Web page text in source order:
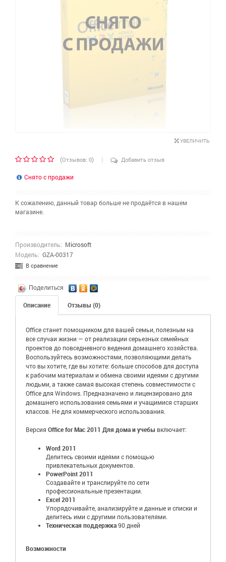
УВЕЛИЧИТЬ
(Отзывов: 0) | Добавить отзыв
Снято с продажи
К сожалению, данный товар больше не продаётся в нашем
магазине.
Производитель: Microsoft
Модель: GZA-00317
В сравнение
Поделиться
Описание Отзывы (0)
Office станет помощником для вашей семьи, полезным на
все случаи жизни — от реализации серьезных семейных
проектов до повседневного ведения домашнего хозяйства.
Воспользуйтесь возможностями, позволяющими делать
что вы хотите, где вы хотите: больше способов для доступа
к рабочим материалам и обмена своими идеями с другими
людьми, а также самая высокая степень совместимости с
Office для Windows. Предназначено и лицензировано для
домашнего использования семьями и учащимися старших
классов. Не для коммерческого использования.
Версия Office for Mac 2011 Для дома и учебы включает:
Word 2011
Делитесь своими идеями с помощью
привлекательных документов.
PowerPoint 2011
Создавайте и транслируйте по сети
профессиональные презентации.
Excel 2011
Упорядочивайте, анализируйте и данные и списки и
делитесь ими с другими пользователями.
Техническая поддержка90 дней
Возможности